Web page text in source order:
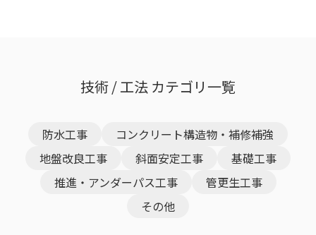
技術 / 工法 カテゴリ一覧
防水工事
コンクリート構造物・補修補強
地盤改良工事
斜面安定工事
基礎工事
推進・アンダーパス工事
管更生工事
その他